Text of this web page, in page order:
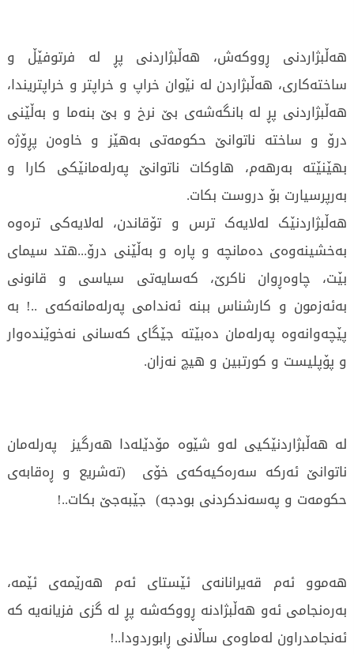
هەڵبژاردنی ڕووکەش، هەڵبژاردنی پڕ لە فرتوفێڵ و
ساختەکاری، هەڵبژاردن لە نێوان خراپ و خراپتر و خراپتریندا،
هەڵبژاردنی پڕ لە بانگەشەی بێ نرخ و بێ بنەما و بەڵێنی
درۆ و ساختە ناتوانێ حکومەتی بەهێز و خاوەن پڕۆژە
بهێنێتە بەرهەم، هاوکات ناتوانێ پەرلەمانێکی کارا و
بەرپرسیارت بۆ دروست بکات.
هەڵبژاردنێک لەلایەک ترس و تۆقاندن، لەلایەکی ترەوە
بەخشینەوەی دەمانچە و پارە و بەڵێنی درۆ...هتد سیمای
بێت، چاوەڕوان ناکرێ، کەسایەتی سیاسی و قانونی
بەئەزمون و کارشناس ببنە ئەندامی پەرلەمانەکەی ..! بە
پێچەوانەوە پەرلەمان دەبێتە جێگای کەسانی نەخوێندەوار
و پۆپلیست و کورتبین و هیچ نەزان.
لە هەڵبژاردنێکیی لەو شێوە مۆدێلەدا هەرگیز پەرلەمان
ناتوانێ ئەرکە سەرەکیەکەی خۆی (تەشریع و ڕەقابەی
حکومەت و پەسەندکردنی بودجە) جێبەجێ بکات..!
هەموو ئەم قەیرانانەی ئێستای ئەم هەرێمەی ئێمە،
بەرەنجامی ئەو هەڵبژادنە ڕووکەشە پڕ لە گزی فزیانەیە کە
ئەنجامدراون لەماوەی ساڵانی ڕابوردودا..!